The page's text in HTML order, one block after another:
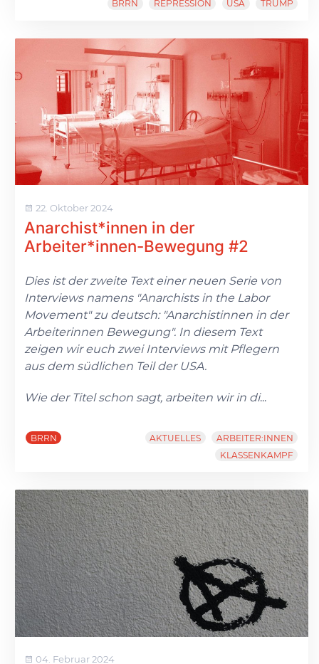
BRRN
REPRESSION USA TRUMP
22. Oktober 2024
Anarchist*innen in der
Arbeiter*innen-Bewegung #2
Dies ist der zweite Text einer neuen Serie von
Interviews namens "Anarchists in the Labor
Movement" zu deutsch: "Anarchistinnen in der
Arbeiterinnen Bewegung". In diesem Text
zeigen wir euch zwei Interviews mit Pflegern
aus dem südlichen Teil der USA.
Wie der Titel schon sagt, arbeiten wir in di...
BRRN AKTUELLES
ARBEITER:INNEN
KLASSENKAMPF
04. Februar 2024